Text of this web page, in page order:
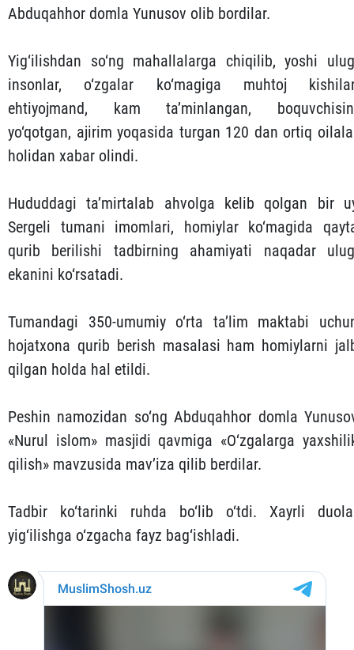
Abduqahhor domla Yunusov olib bordilar.
Yig‘ilishdan so‘ng mahallalarga chiqilib, yoshi
insonlar, o‘zgalar ko‘magiga muhtoj
ehtiyojmand, kam ta’minlangan,
yo‘qotgan, ajirim yoqasida turgan 120 dan ortiq
holidan xabar olindi.
Hududdagi ta’mirtalab ahvolga kelib qolgan bir
Sergeli tumani imomlari, homiylar ko‘magida
qurib berilishi tadbirning ahamiyati naqadar
ekanini ko‘rsatadi.
Tumandagi 350-umumiy o‘rta ta’lim maktabi
hojatxona qurib berish masalasi ham homiylarni
qilgan holda hal etildi.
Peshin namozidan so‘ng Abduqahhor domla
«Nurul islom» masjidi qavmiga «O‘zgalarga
qilish» mavzusida mav’iza qilib berdilar.
Tadbir ko‘tarinki ruhda bo‘lib o‘tdi. Xayrli
yig‘ilishga o‘zgacha fayz bag‘ishladi.